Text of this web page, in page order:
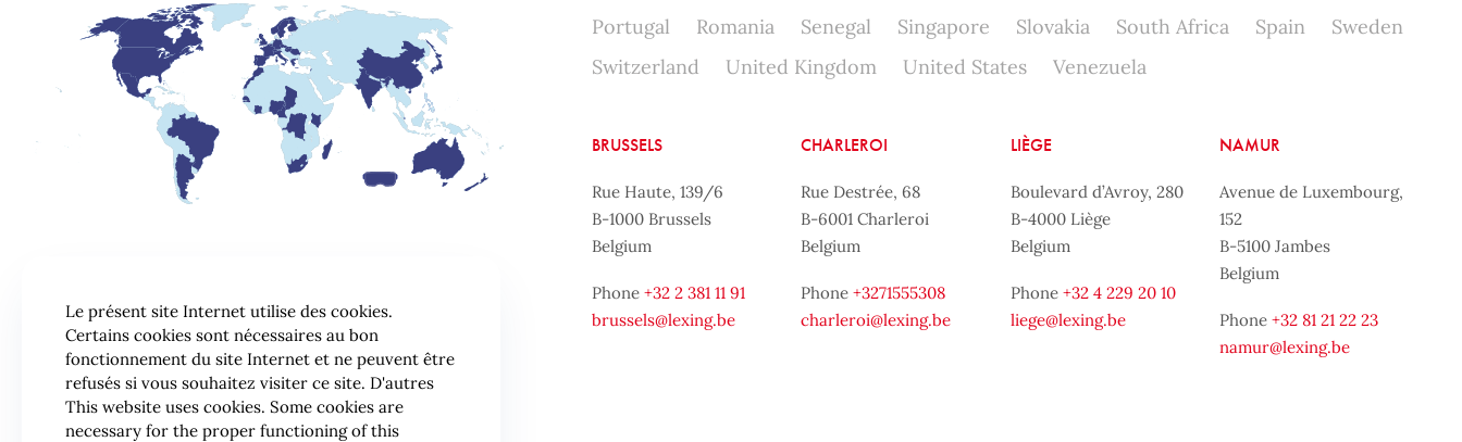
Portugal
Romania Senegal Singapore Slovakia South Africa Spain
Sweden
Switzerland
United Kingdom United States Venezuela
BRUSSELS
Rue Haute, 139/6
B-1000 Brussels
Belgium
Phone +32 2 381 11 91
brussels@lexing.be
CHARLEROI
Rue Destrée, 68
B-6001 Charleroi
Belgium
Phone+3271555308
charleroi@lexing.be
LIÈGE
Boulevard d’Avroy, 280
B-4000 Liège
Belgium
Phone +32 4 229 20 10
liege@lexing.be
NAMUR
Avenue de Luxembourg,
152
B-5100 Jambes
Belgium
Phone+32 81 21 22 23
namur@lexing.be
Le présent site Internet utilise des cookies.
Certains cookies sont nécessaires au bon
fonctionnement du site Internet et ne peuvent être
refusés si vous souhaitez visiter ce site. D'autres
This website uses cookies. Some cookies are
necessary for the proper functioning of this